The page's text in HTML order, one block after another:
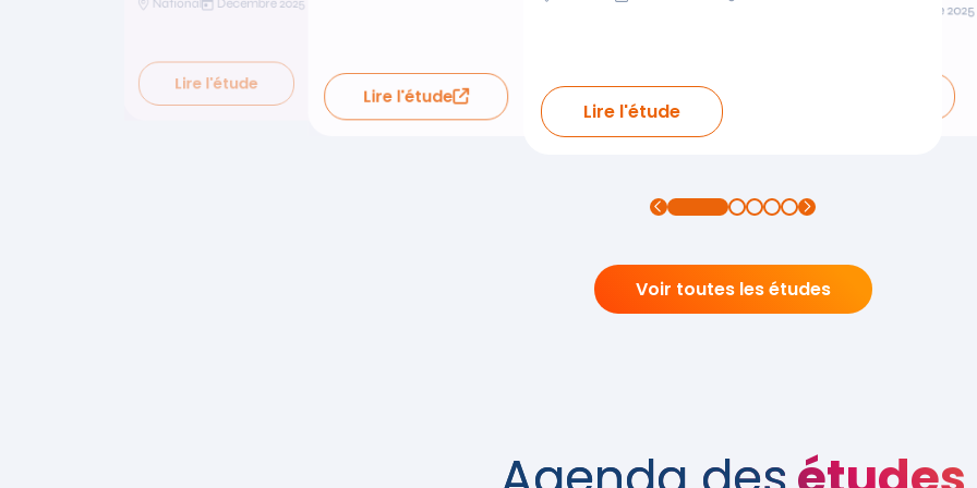
Lire l'étude
Lire l'étude
Lire l'étude
Décembre 2025
Voir toutes les études